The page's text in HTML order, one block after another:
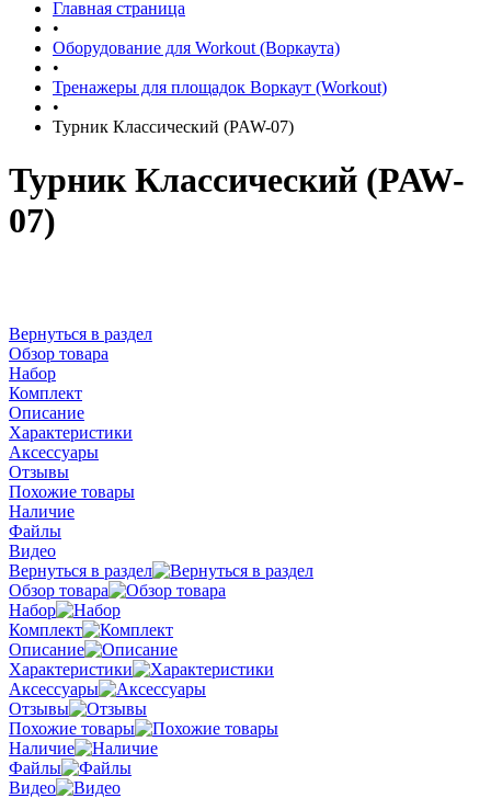
Главная страница
•
Оборудование для Workout (Воркаута)
•
Тренажеры для площадок Воркаут (Workout)
•
Турник Классический (PAW-07)
Турник Классический (PAW-
07)
Вернуться в раздел
Обзор товара
Набор
Комплект
Описание
Характеристики
Аксессуары
Отзывы
Похожие товары
Наличие
Файлы
Видео
Вернуться в раздел
Обзор товара
Набор
Комплект
Описание
Характеристики
Аксессуары
Отзывы
Похожие товары
Наличие
Файлы
Видео